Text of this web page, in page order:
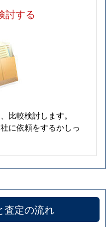
討する
比較検討します。
に依頼をするかしっ
査定の流れ